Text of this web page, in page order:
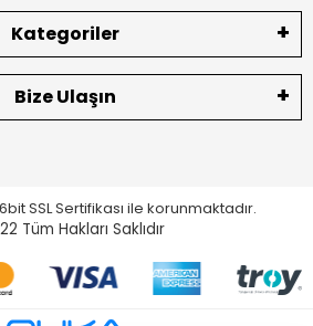
Kategoriler
Bize Ulaşın
SSL Sertifikası ile korunmaktadır.
Tüm Hakları Saklıdır